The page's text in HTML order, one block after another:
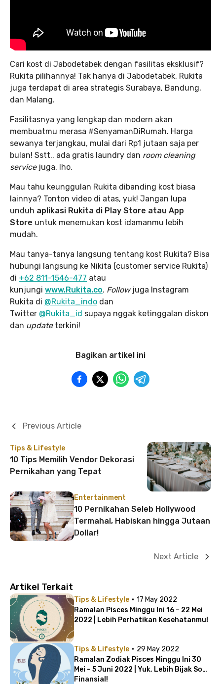
Cari kost di Jabodetabek dengan fasilitas eksklusif?
Rukita pilihannya! Tak hanya di Jabodetabek, Rukita
juga terdapat di area strategis Surabaya, Bandung,
dan Malang.
Fasilitasnya yang lengkap dan modern akan
membuatmu merasa #SenyamanDiRumah. Harga
sewanya terjangkau, mulai dari Rp1 jutaan saja per
bulan! Sstt.. ada gratis laundry dan room cleaning
service juga, lho.
Mau tahu keunggulan Rukita dibanding kost biasa
lainnya? Tonton video di atas, yuk! Jangan lupa
unduh aplikasi Rukita di Play Store atau App
Store untuk menemukan kost idamanmu lebih
mudah.
Mau tanya-tanya langsung tentang kost Rukita? Bisa
hubungi langsung ke Nikita (customer service Rukita)
di +62 811-1546-477 atau
kunjungi www.Rukita.co. Follow juga Instagram
Rukita di @Rukita_indo dan
Twitter @Rukita_id supaya nggak ketinggalan diskon
dan update terkini!
Bagikan artikel ini
Tips & Lifestyle
10 Tips Memilih Vendor Dekorasi
Pernikahan yang Tepat
Previous Article
Entertainment
10 Pernikahan Seleb Hollywood
Termahal, Habiskan hingga Jutaan
Dollar!
Next Article
Artikel Terkait
Tips & Lifestyle · 17 May 2022
Ramalan Pisces Minggu Ini 16 – 22 Mei
2022 | Lebih Perhatikan Kesehatanmu!
Tips & Lifestyle · 29 May 2022
Ramalan Zodiak Pisces Minggu Ini 30
Mei – 5 Juni 2022 | Yuk, Lebih Bijak Soal
Finansial!